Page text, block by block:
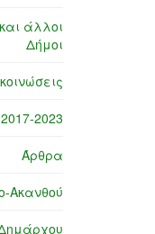
άλλοι
Δήμοι
2023
Άρθρα
Ακανθού